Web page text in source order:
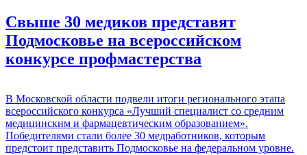
Свыше 30 медиков представят
Подмосковье на всероссийском
конкурсе профмастерства
В Московской области подвели итоги регионального этапа
всероссийского конкурса «Лучший специалист со средним
медицинским и фармацевтическим образованием».
Победителями стали более 30 медработников, которым
предстоит представить Подмосковье на федеральном уровне.